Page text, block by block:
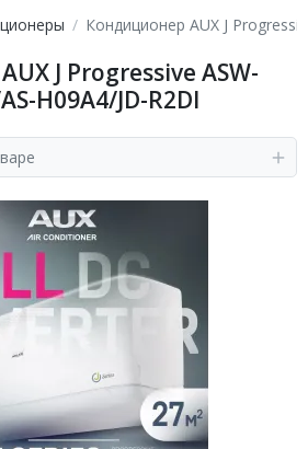
Кондиционер AUX J
J Progressive ASW-
H09A4/JD-R2DI